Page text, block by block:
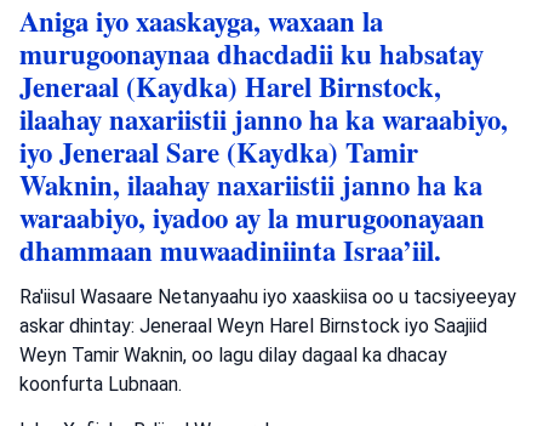
Aniga iyo xaaskayga, waxaan la
murugoonaynaa dhacdadii ku habsatay
Jeneraal (Kaydka) Harel Birnstock,
ilaahay naxariistii janno ha ka waraabiyo,
iyo Jeneraal Sare (Kaydka) Tamir
Waknin, ilaahay naxariistii janno ha ka
waraabiyo, iyadoo ay la murugoonayaan
dhammaan muwaadiniinta Israa’iil.
Ra'iisul Wasaare Netanyaahu iyo xaaskiisa oo u tacsiyeeyay
askar dhintay: Jeneraal Weyn Harel Birnstock iyo Saajiid
Weyn Tamir Waknin, oo lagu dilay dagaal ka dhacay
koonfurta Lubnaan.